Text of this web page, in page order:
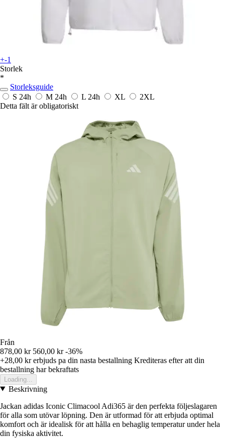
+-1
Storlek
*
Storleksguide
S 24h M 24h L 24h XL
2XL
Detta fält är obligatoriskt
Från
878,00 kr 560,00 kr -36%
+28,00 krerbjuds pa din nasta bestallning Krediteras efter att din
bestallning har bekraftats
Loading...
Beskrivning
Jackan adidas Iconic Climacool Adi365 är den perfekta följeslagaren
för alla som utövar löpning. Den är utformad för att erbjuda optimal
komfort och är idealisk för att hålla en behaglig temperatur under hela
din fysiska aktivitet.